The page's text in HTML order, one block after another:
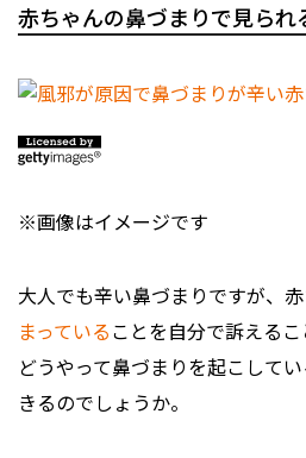
赤ちゃんの鼻づまりで見られ
※画像はイメージです
大人でも辛い鼻づまりですが、
まっていることを自分で訴えるこ
どうやって鼻づまりを起こして
きるのでしょうか。